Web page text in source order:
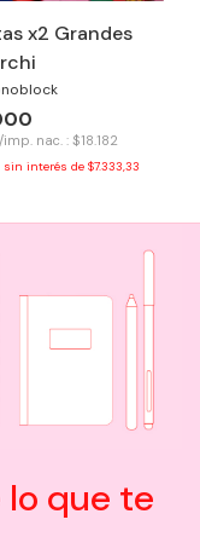
x2 Grandes
nac. : $18.182
sin interés de $7.333,33
que te